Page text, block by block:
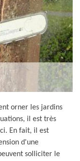
orner les jardins
il est très
En fait, il est
d'une
solliciter le